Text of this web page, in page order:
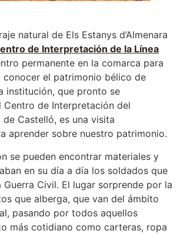
natural de Els Estanys d’Almenara
de Interpretación de la Línea
permanente en la comarca para
conocer el patrimonio bélico de
institución, que pronto se
Centro de Interpretación del
Castelló, es una visita
aprender sobre nuestro patrimonio.
se pueden encontrar materiales y
en su día a día los soldados que
Civil. El lugar sorprende por la
que alberga, que van del ámbito
pasando por todos aquellos
más cotidiano como carteras, ropa